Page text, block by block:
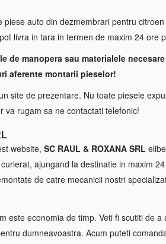
piese auto din dezmembrari pentru
livra in tara in termen de maxim 24 ore
de manopera sau materialele
aferente montarii pieselor!
site de prezentare. Nu toate piesele
va rugam sa ne contactati telefonic!
website, SC RAUL & ROXANA SRL
ajungand la destinatie in maxim
de catre mecanicii nostri
este economia de timp. Veti fi scutiti de
dumneavoastra. Acum puteti